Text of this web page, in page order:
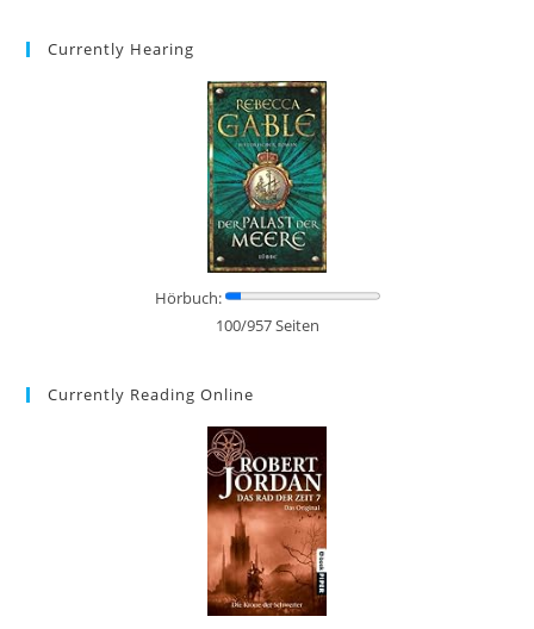
Currently Hearing
Hörbuch:
100/957 Seiten
Currently Reading Online